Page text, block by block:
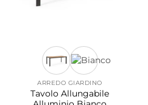
ARREDO GIARDINO
Tavolo Allungabile